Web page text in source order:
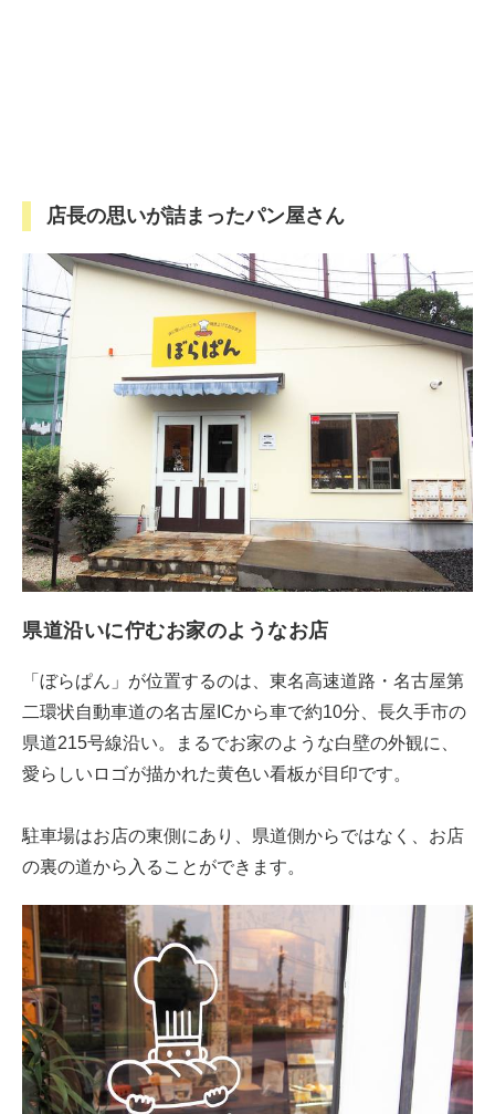
店長の思いが詰まったパン屋さん
県道沿いに佇むお家のようなお店
「ぼらぱん」が位置するのは、東名高速道路・名古屋第
二環状自動車道の名古屋ICから車で約10分、長久手市の
県道215号線沿い。まるでお家のような白壁の外観に、
愛らしいロゴが描かれた黄色い看板が目印です。
駐車場はお店の東側にあり、県道側からではなく、お店
の裏の道から入ることができます。